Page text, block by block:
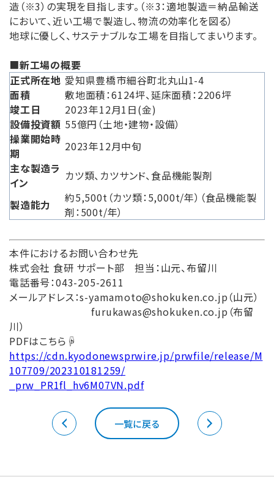
造（※3）の実現を目指します。（※3：適地製造＝納品輸送
において、近い工場で製造し、物流の効率化を図る）
地球に優しく、サステナブルな工場を目指してまいります。
■新工場の概要
正式所在地 愛知県豊橋市細谷町北丸山1-4
面積
敷地面積：6124坪、延床面積：2206坪
竣工日
2023年12月1日(金)
設備投資額 55億円（土地・建物・設備）
操業開始時
期
2023年12月中旬
主な製造ラ
イン
カツ類、カツサンド、食品機能製剤
製造能力
約5,500t（カツ類：5,000t/年） （食品機能製
剤：500t/年）
本件におけるお問い合わせ先
株式会社 食研 サポート部 担当：山元、布留川
電話番号：043-205-2611
メールアドレス：s-yamamoto@shokuken.co.jp（山元）
furukawas@shokuken.co.jp（布留
川）
PDFはこちら☟
https://cdn.kyodonewsprwire.jp/prwfile/release/M
107709/202310181259/
_prw_PR1fl_hv6M07VN.pdf
一覧に戻る